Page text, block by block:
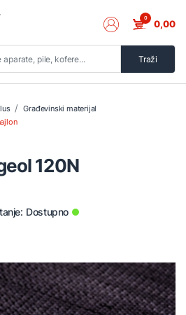
Traži
0 0,00
Građevinski materijal
120N
Dostupno